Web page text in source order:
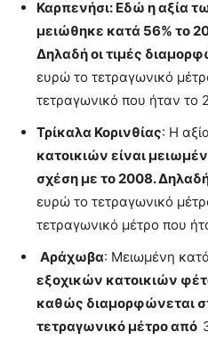
Καρπενήσι: Εδώ η αξία
μειώθηκε κατά 56% το
Δηλαδή οι τιμές
ευρώ το τετραγωνικό
τετραγωνικό που ήταν το
Τρίκαλα Κορινθίας: Η
κατοικιών είναι
σχέση με το 2008. Δηλαδή
ευρώ το τετραγωνικό
τετραγωνικό μέτρο που
Αράχωβα: Μειωμένη
εξοχικών κατοικιών
καθώς διαμορφώνεται
τετραγωνικό μέτρο από